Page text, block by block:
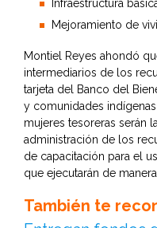
Infraestructura
Mejoramiento de
Montiel Reyes ahondó
intermediarios de los
tarjeta del Banco del
y comunidades
mujeres tesoreras serán
administración de los
de capacitación para el
que ejecutarán de
También te